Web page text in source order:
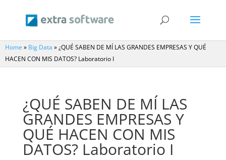
Home » Big Data » ¿QUÉ SABEN DE MÍ LAS GRANDES EMPRESAS Y QUÉ
HACEN CON MIS DATOS? Laboratorio I
¿QUÉ SABEN DE MÍ LAS
GRANDES EMPRESAS Y
QUÉ HACEN CON MIS
DATOS? Laboratorio I